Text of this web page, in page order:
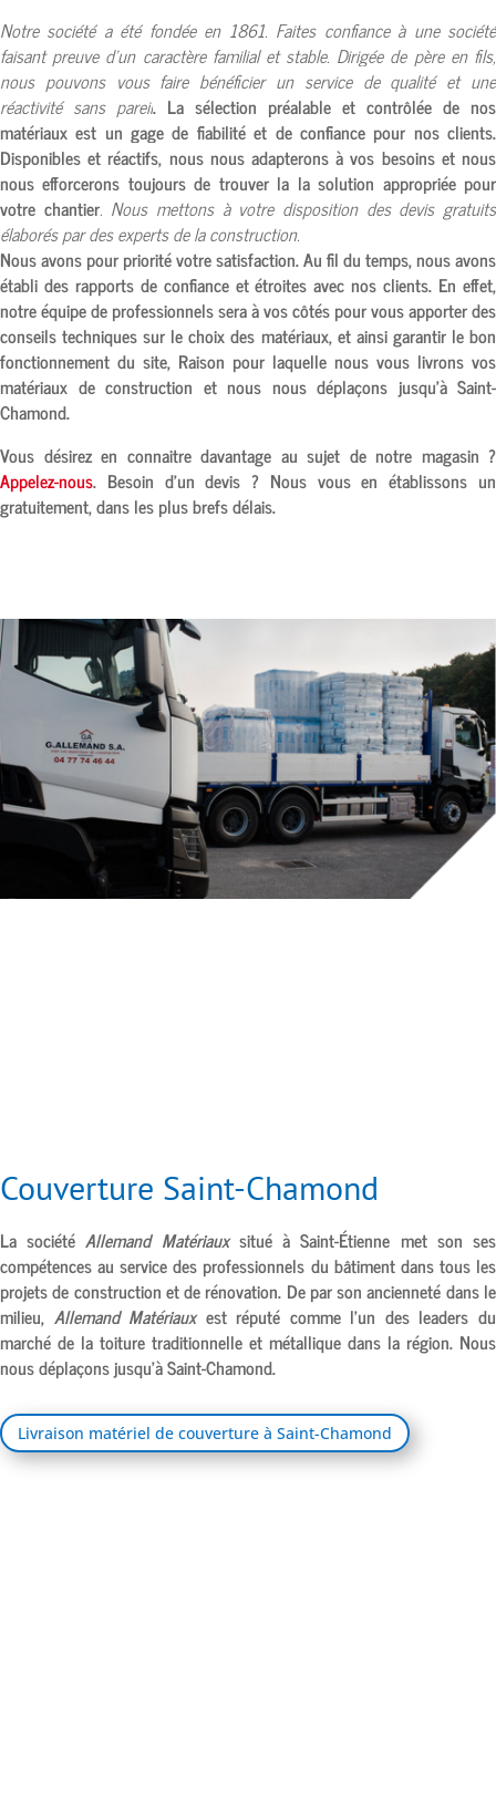
Notre société a été fondée en 1861. Faites confiance à une société
faisant preuve d’un caractère familial et stable. Dirigée de père en fils,
nous pouvons vous faire bénéficier un service de qualité et une
réactivité sans pareil. La sélection préalable et contrôlée de nos
matériaux est un gage de fiabilité et de confiance pour nos clients.
Disponibles et réactifs, nous nous adapterons à vos besoins et nous
nous efforcerons toujours de trouver la la solution appropriée pour
votre chantier. Nous mettons à votre disposition des devis gratuits
élaborés par des experts de la construction.
Nous avons pour priorité votre satisfaction. Au fil du temps, nous avons
établi des rapports de confiance et étroites avec nos clients. En effet,
notre équipe de professionnels sera à vos côtés pour vous apporter des
conseils techniques sur le choix des matériaux, et ainsi garantir le bon
fonctionnement du site, Raison pour laquelle nous vous livrons vos
matériaux de construction et nous nous déplaçons jusqu’à Saint-
Chamond.
Vous désirez en connaitre davantage au sujet de notre magasin ?
Appelez-nous. Besoin d’un devis ? Nous vous en établissons un
gratuitement, dans les plus brefs délais.
Couverture Saint-Chamond
La sociétéAllemand Matériauxsitué àSaint-Étienne met son ses
compétences au service des professionnels du bâtiment dans tous les
projets de construction et de rénovation. De par son ancienneté dans le
milieu, Allemand Matériauxest réputé comme l’un des leaders du
marché de la toiture traditionnelle et métallique dans la région. Nous
nous déplaçons jusqu’àSaint-Chamond.
Livraison matériel de couverture à Saint-Chamond